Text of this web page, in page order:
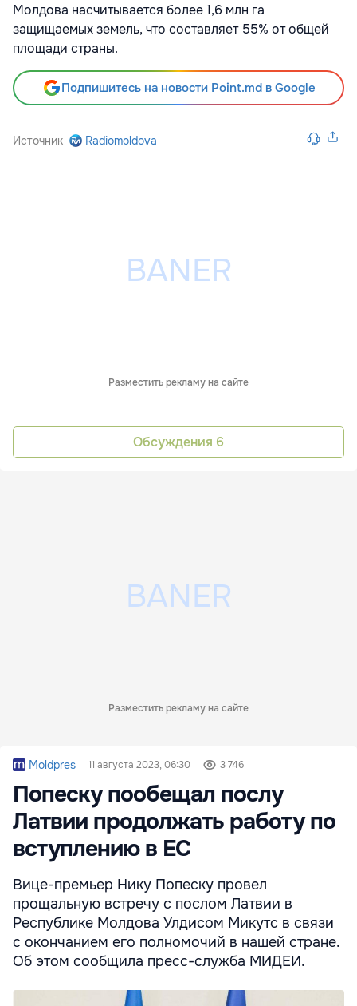
Молдова насчитывается более 1,6 млн га
защищаемых земель, что составляет 55% от общей
площади страны.
Подпишитесь на новости Point.md в Google
Источник Radiomoldova
Разместить рекламу на сайте
Обсуждения 6
Разместить рекламу на сайте
Moldpres 11 августа 2023, 06:30 3 746
Попеску пообещал послу
Латвии продолжать работу по
вступлению в ЕС
Вице-премьер Нику Попеску провел
прощальную встречу с послом Латвии в
Республике Молдова Улдисом Микутс в связи
с окончанием его полномочий в нашей стране.
Об этом сообщила пресс-служба МИДЕИ.